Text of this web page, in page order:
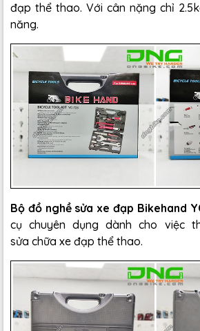
đạp thể thao. Với cân nặng chỉ
năng.
Bộ đồ nghề sửa xe đạp Bikehand
cụ chuyên dụng dành cho việc
sửa chữa xe đạp thể thao.